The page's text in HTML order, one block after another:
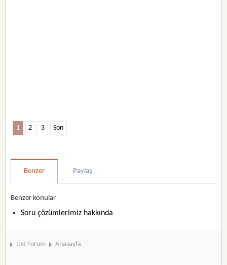
1 2 3 Son
Benzer Paylaş
Benzer konular
Soru çözümlerimiz hakkında
Üst Forum Anasayfa